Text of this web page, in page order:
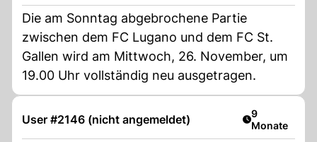
Die am Sonntag abgebrochene Partie
zwischen dem FC Lugano und dem FC St.
Gallen wird am Mittwoch, 26. November, um
19.00 Uhr vollständig neu ausgetragen.
User #2146 (nicht angemeldet) Artikel
9
Monate